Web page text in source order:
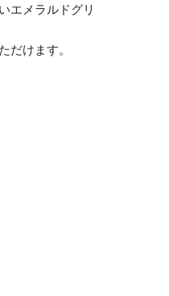
エメラルドグリ
だけます。